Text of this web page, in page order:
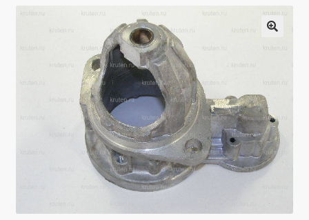
Мой аккаунт
Политика в отношении обработки персональных
Производители
Юридические данные
🔍